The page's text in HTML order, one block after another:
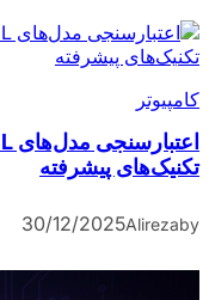
کامپیوتر
تکنیک‌های پیشرفته
by
Alireza
30/12/2025